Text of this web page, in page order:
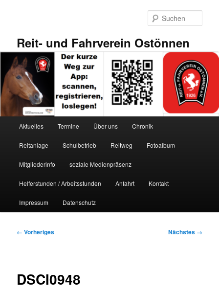
Reit- und Fahrverein Ostönnen
Aktuelles Termine Über uns Chronik
Reitanlage Schulbetrieb Reitweg Fotoalbum
Mitgliederinfo soziale Medienpräsenz
Helferstunden / Arbeitsstunden Anfahrt Kontakt
Impressum Datenschutz
Bilder-
← Vorheriges Nächstes →
DSCI0948